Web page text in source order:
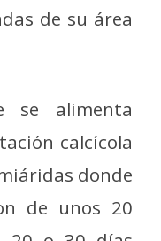
de su área
se alimenta
calcícola
donde
de unos 20